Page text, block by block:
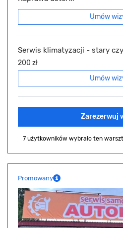
Umów
Serwis klimatyzacji - stary
200 zł
Umów
Zarezerwuj
7 użytkowników wybrało ten
Promowany